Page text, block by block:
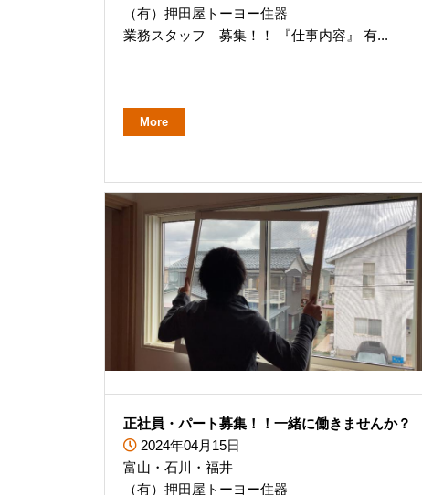
（有）押田屋トーヨー住器
業務スタッフ 募集！！ 『仕事内容』 有...
More
正社員・パート募集！！一緒に働きませんか？
2024年04月15日
富山・石川・福井
（有）押田屋トーヨー住器